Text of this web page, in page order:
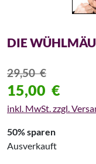
DIE
29,50€
15,00 €
inkl. MwSt. zzgl.
50% sparen
Ausverkauft